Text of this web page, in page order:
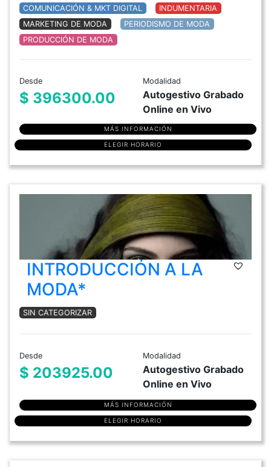
COMUNICACIÓN & MKT DIGITAL
INDUMENTARIA
MARKETING DE MODA
PERIODISMO DE MODA
PRODUCCIÓN DE MODA
Desde
$ 396300.00
Modalidad
Autogestivo Grabado
Online en Vivo
MÁS INFORMACIÓN
ELEGIR HORARIO
INTRODUCCIÓN A LA
MODA*
SIN CATEGORIZAR
Desde
$ 203925.00
Modalidad
Autogestivo Grabado
Online en Vivo
MÁS INFORMACIÓN
ELEGIR HORARIO